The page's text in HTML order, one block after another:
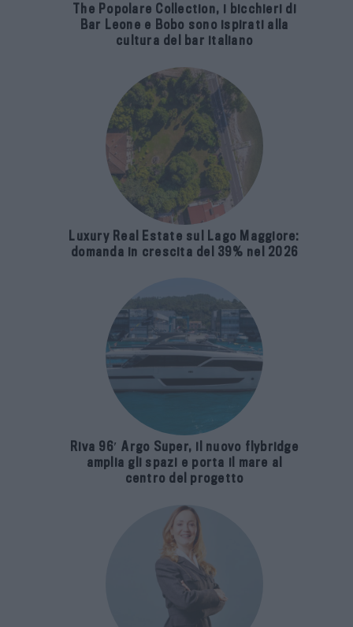
The Popolare Collection, i bicchieri di
Bar Leone e Bobo sono ispirati alla
cultura del bar italiano
Luxury Real Estate sul Lago Maggiore:
domanda in crescita del 39% nel 2026
Riva 96′ Argo Super, il nuovo flybridge
amplia gli spazi e porta il mare al
centro del progetto